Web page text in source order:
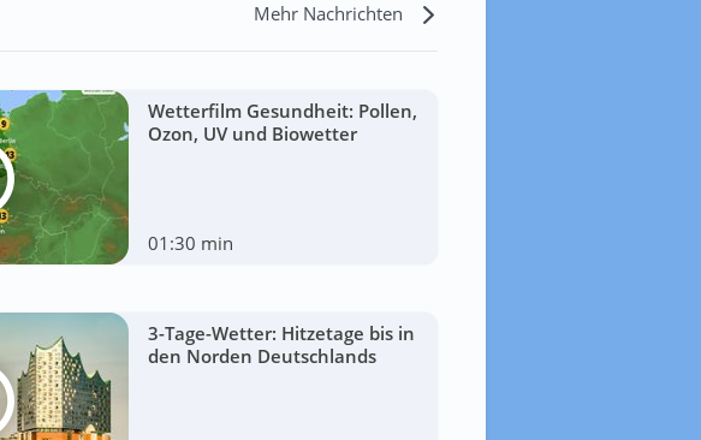
Mehr Nachrichten
Wetterfilm Gesundheit: Pollen,
Ozon, UV und Biowetter
01:30 min
3-Tage-Wetter: Hitzetage bis in
den Norden Deutschlands